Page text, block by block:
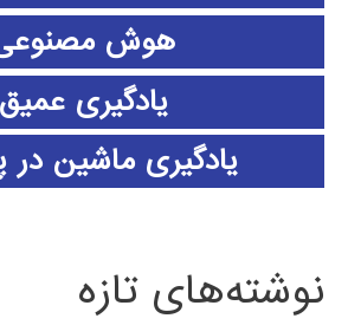
هوش
یادگیری عمیق
یادگیری ماشین در
نوشته‌های تازه